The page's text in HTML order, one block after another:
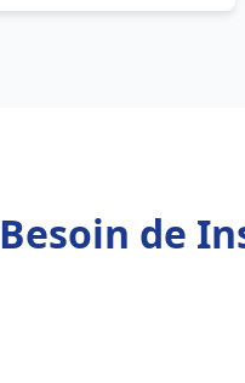
Besoin de